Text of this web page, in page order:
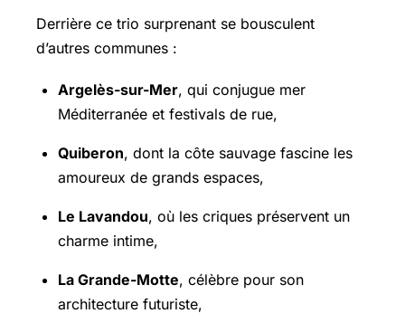
Derrière ce trio surprenant se bousculent
d’autres communes :
Argelès-sur-Mer, qui conjugue mer
Méditerranée et festivals de rue,
Quiberon, dont la côte sauvage fascine les
amoureux de grands espaces,
Le Lavandou, où les criques préservent un
charme intime,
La Grande-Motte, célèbre pour son
architecture futuriste,